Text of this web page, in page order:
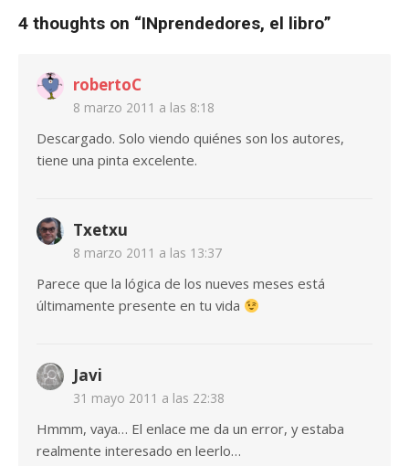
4 thoughts on “INprendedores, el libro”
robertoC
8 marzo 2011 a las 8:18
Descargado. Solo viendo quiénes son los autores,
tiene una pinta excelente.
Txetxu
8 marzo 2011 a las 13:37
Parece que la lógica de los nueves meses está
últimamente presente en tu vida
Javi
31 mayo 2011 a las 22:38
Hmmm, vaya… El enlace me da un error, y estaba
realmente interesado en leerlo…